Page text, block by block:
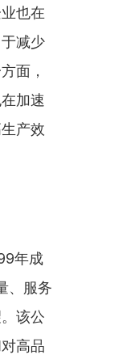
也在
减少
面，
加速
产效
年成
、服务
该公
高品